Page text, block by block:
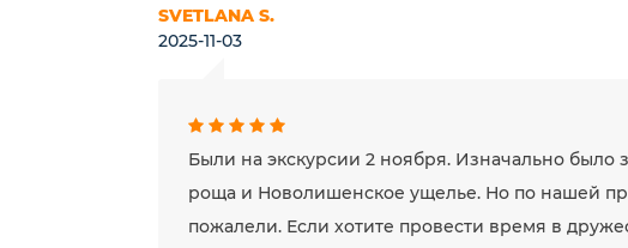
SVETLANA S.
2025-11-03
Были на экскурсии 2 ноября. Изначально было
роща и Новолишенское ущелье. Но по нашей
пожалели. Если хотите провести время в